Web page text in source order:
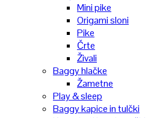
Mini pike
Origami sloni
Pike
Črte
Živali
Baggy hlačke
Žametne
Play & sleep
Baggy kapice in tulčki